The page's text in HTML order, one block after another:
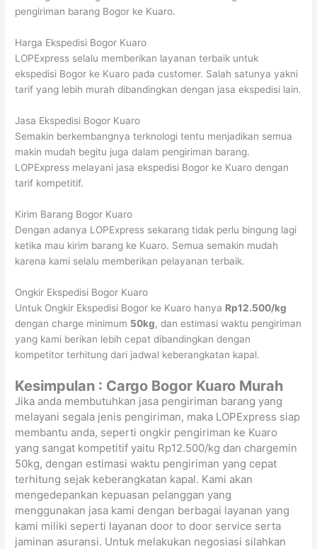
pengiriman barang Bogor ke Kuaro.
Harga Ekspedisi Bogor Kuaro
LOPExpress selalu memberikan layanan terbaik untuk
ekspedisi Bogor ke Kuaro pada customer. Salah satunya yakni
tarif yang lebih murah dibandingkan dengan jasa ekspedisi lain.
Jasa Ekspedisi Bogor Kuaro
Semakin berkembangnya terknologi tentu menjadikan semua
makin mudah begitu juga dalam pengiriman barang.
LOPExpress melayani jasa ekspedisi Bogor ke Kuaro dengan
tarif kompetitif.
Kirim Barang Bogor Kuaro
Dengan adanya LOPExpress sekarang tidak perlu bingung lagi
ketika mau kirim barang ke Kuaro. Semua semakin mudah
karena kami selalu memberikan pelayanan terbaik.
Ongkir Ekspedisi Bogor Kuaro
Untuk Ongkir Ekspedisi Bogor ke Kuaro hanya Rp12.500/kg
dengan charge minimum 50kg, dan estimasi waktu pengiriman
yang kami berikan lebih cepat dibandingkan dengan
kompetitor terhitung dari jadwal keberangkatan kapal.
Kesimpulan : Cargo Bogor Kuaro Murah
Jika anda membutuhkan jasa pengiriman barang yang
melayani segala jenis pengiriman, maka LOPExpress siap
membantu anda, seperti ongkir pengiriman ke Kuaro
yang sangat kompetitif yaitu Rp12.500/kg dan chargemin
50kg, dengan estimasi waktu pengiriman yang cepat
terhitung sejak keberangkatan kapal. Kami akan
mengedepankan kepuasan pelanggan yang
menggunakan jasa kami dengan berbagai layanan yang
kami miliki seperti layanan door to door service serta
jaminan asuransi. Untuk melakukan negosiasi silahkan